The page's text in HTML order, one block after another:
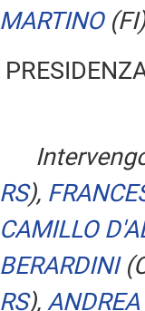
MARTINO
RS),
CAMILLO
BERARDINI
RS),